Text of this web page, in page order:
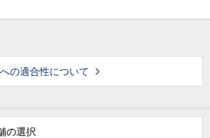
の適合性について
の選択